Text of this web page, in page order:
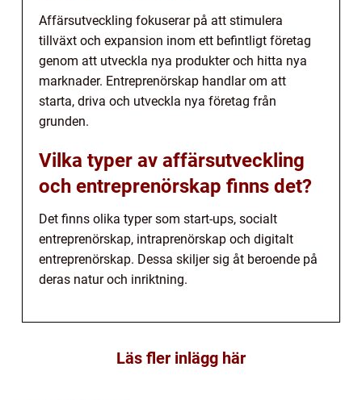
Affärsutveckling fokuserar på att stimulera
tillväxt och expansion inom ett befintligt företag
genom att utveckla nya produkter och hitta nya
marknader. Entreprenörskap handlar om att
starta, driva och utveckla nya företag från
grunden.
Vilka typer av affärsutveckling
och entreprenörskap finns det?
Det finns olika typer som start-ups, socialt
entreprenörskap, intraprenörskap och digitalt
entreprenörskap. Dessa skiljer sig åt beroende på
deras natur och inriktning.
Läs fler inlägg här